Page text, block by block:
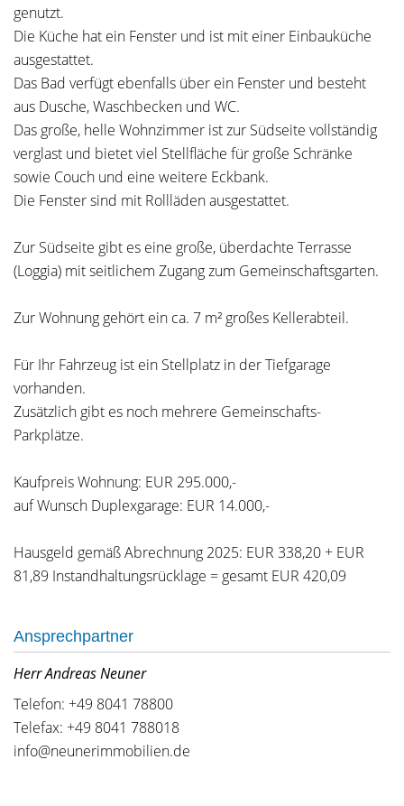
genutzt.
Die Küche hat ein Fenster und ist mit einer Einbauküche
ausgestattet.
Das Bad verfügt ebenfalls über ein Fenster und besteht
aus Dusche, Waschbecken und WC.
Das große, helle Wohnzimmer ist zur Südseite vollständig
verglast und bietet viel Stellfläche für große Schränke
sowie Couch und eine weitere Eckbank.
Die Fenster sind mit Rollläden ausgestattet.
Zur Südseite gibt es eine große, überdachte Terrasse
(Loggia) mit seitlichem Zugang zum Gemeinschaftsgarten.
Zur Wohnung gehört ein ca. 7 m² großes Kellerabteil.
Für Ihr Fahrzeug ist ein Stellplatz in der Tiefgarage
vorhanden.
Zusätzlich gibt es noch mehrere Gemeinschafts-
Parkplätze.
Kaufpreis Wohnung: EUR 295.000,-
auf Wunsch Duplexgarage: EUR 14.000,-
Hausgeld gemäß Abrechnung 2025: EUR 338,20 + EUR
81,89 Instandhaltungsrücklage = gesamt EUR 420,09
Ansprechpartner
Herr Andreas Neuner
Telefon: +49 8041 78800
Telefax: +49 8041 788018
info@neunerimmobilien.de